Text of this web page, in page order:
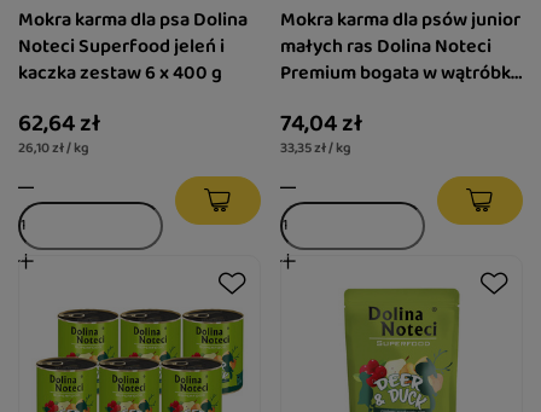
Mokra karma dla psa Dolina
Noteci Superfood jeleń i
kaczka zestaw 6 x 400 g
62,64 zł
26,10 zł / kg
Mokra karma dla psów junior
małych ras Dolina Noteci
Premium bogata w wątróbkę
zestaw 12 x 185 g
74,04 zł
33,35 zł / kg